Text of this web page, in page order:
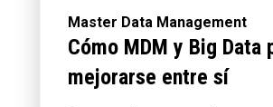
Master Data Management
Cómo MDM y Big Data
mejorarse entre sí